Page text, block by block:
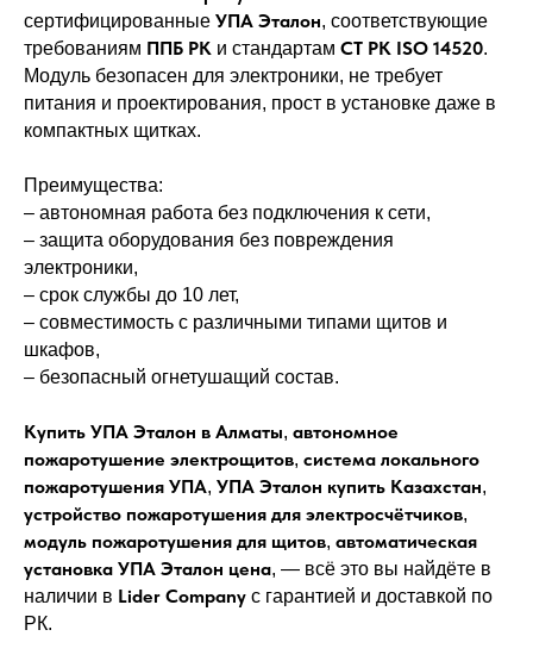
сертифицированные УПА Эталон, соответствующие
требованиям ППБ РК и стандартам СТ РК ISO 14520.
Модуль безопасен для электроники, не требует
питания и проектирования, прост в установке даже в
компактных щитках.
Преимущества:
– автономная работа без подключения к сети,
– защита оборудования без повреждения
электроники,
– срок службы до 10 лет,
– совместимость с различными типами щитов и
шкафов,
– безопасный огнетушащий состав.
Купить УПА Эталон в Алматы, автономное
пожаротушение электрощитов, система локального
пожаротушения УПА, УПА Эталон купить Казахстан,
устройство пожаротушения для электросчётчиков,
модуль пожаротушения для щитов, автоматическая
установка УПА Эталон цена, — всё это вы найдёте в
наличии в Lider Company с гарантией и доставкой по
РК.